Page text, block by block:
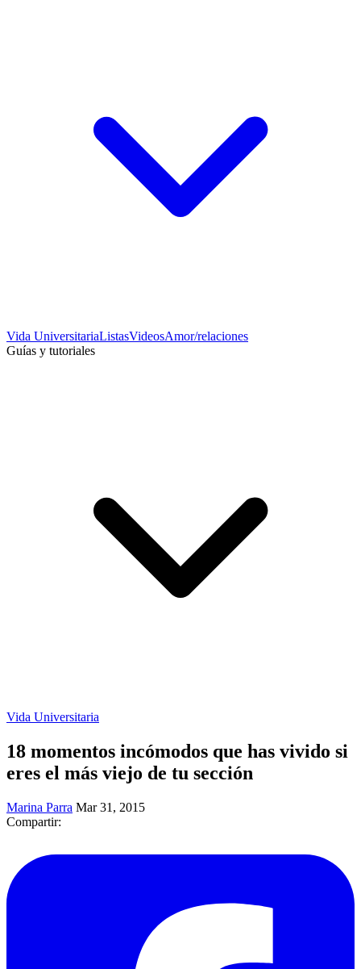
Vida UniversitariaListasVideosAmor/relaciones
Guías y tutoriales
Vida Universitaria
18 momentos incómodos que has vivido si
eres el más viejo de tu sección
Marina Parra Mar 31, 2015
Compartir: